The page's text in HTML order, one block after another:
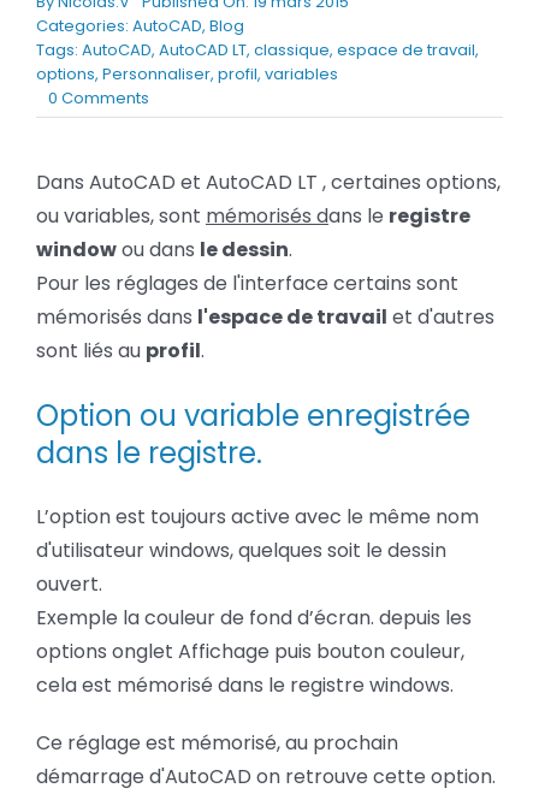
BLOG
SOCIETE
Categories: AutoCAD, Blog
Tags: AutoCAD, AutoCAD LT, classique, espace de travail,
options, Personnaliser, profil, variables
0 Commentson
AutoCAD
Profil,
espace
de
variables
–
sont
mémorisés
Dans AutoCAD et AutoCAD LT , certaines options,
ou variables, sont mémorisés dans le registre
windowou dans le dessin.
Pour les réglages de l'interface certains sont
mémorisés dans l'espace de travail et d'autres
sont liés au profil.
Option ou variable enregistrée
dans le registre.
L’option est toujours active avec le même nom
d'utilisateur windows, quelques soit le dessin
ouvert.
Exemple la couleur de fond d’écran. depuis les
options onglet Affichage puis bouton couleur,
cela est mémorisé dans le registre windows.
Ce réglage est mémorisé, au prochain
démarrage d'AutoCAD on retrouve cette option.